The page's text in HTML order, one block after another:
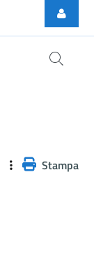
Stampa